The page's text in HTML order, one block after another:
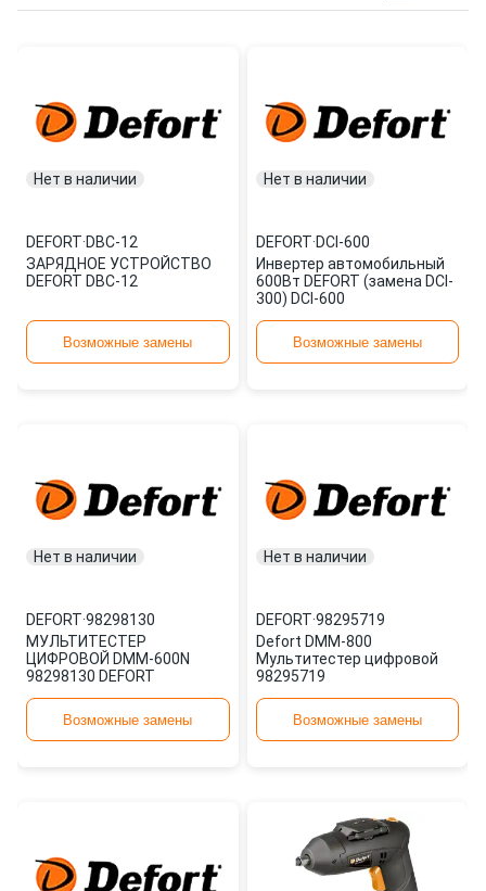
Нет в наличии
DEFORT·DBC-12
ЗАРЯДНОЕ УСТРОЙСТВО
DEFORT DBC-12
Возможные замены
Нет в наличии
DEFORT·DCI-600
Инвертер автомобильный
600Вт DEFORT (замена DCI-
300) DCI-600
Возможные замены
Нет в наличии
DEFORT·98298130
МУЛЬТИТЕСТЕР
ЦИФРОВОЙ DMM-600N
98298130 DEFORT
Возможные замены
Нет в наличии
DEFORT·98295719
Defort DMM-800
Мультитестер цифровой
98295719
Возможные замены